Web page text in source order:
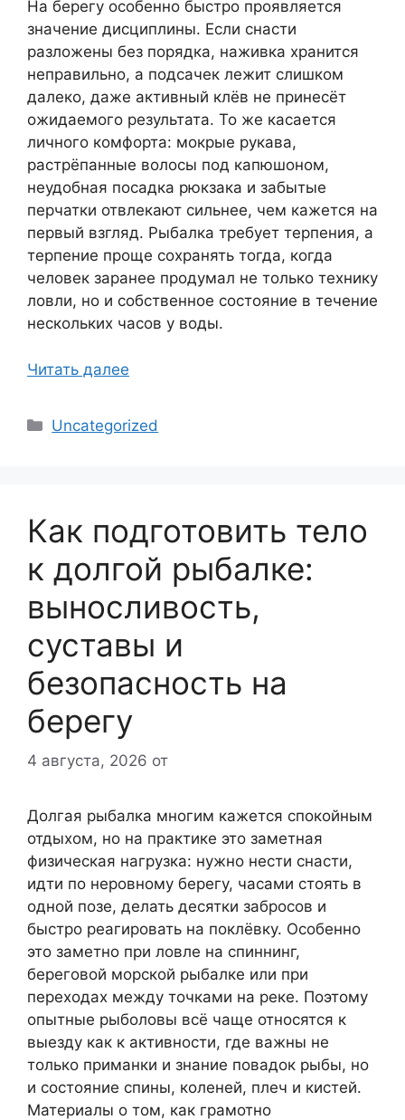
На берегу особенно быстро проявляется
значение дисциплины. Если снасти
разложены без порядка, наживка хранится
неправильно, а подсачек лежит слишком
далеко, даже активный клёв не принесёт
ожидаемого результата. То же касается
личного комфорта: мокрые рукава,
растрёпанные волосы под капюшоном,
неудобная посадка рюкзака и забытые
перчатки отвлекают сильнее, чем кажется на
первый взгляд. Рыбалка требует терпения, а
терпение проще сохранять тогда, когда
человек заранее продумал не только технику
ловли, но и собственное состояние в течение
нескольких часов у воды.
Читать далее
Рубрики
Uncategorized
Как подготовить тело
к долгой рыбалке:
выносливость,
суставы и
безопасность на
берегу
4 августа, 2026 от
Долгая рыбалка многим кажется спокойным
отдыхом, но на практике это заметная
физическая нагрузка: нужно нести снасти,
идти по неровному берегу, часами стоять в
одной позе, делать десятки забросов и
быстро реагировать на поклёвку. Особенно
это заметно при ловле на спиннинг,
береговой морской рыбалке или при
переходах между точками на реке. Поэтому
опытные рыболовы всё чаще относятся к
выезду как к активности, где важны не
только приманки и знание повадок рыбы, но
и состояние спины, коленей, плеч и кистей.
Материалы о том, как грамотно